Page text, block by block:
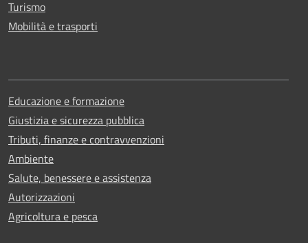
Turismo
Mobilità e trasporti
Educazione e formazione
Giustizia e sicurezza pubblica
Tributi, finanze e contravvenzioni
Ambiente
Salute, benessere e assistenza
Autorizzazioni
Agricoltura e pesca